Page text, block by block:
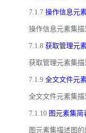
7.1.7 操作信息元
操作信息元素集
7.1.8 获取管理元
获取管理元素集
7.1.9 全文文件元
全文文件元素集
7.1.10 图元素集简
图元素集描述图